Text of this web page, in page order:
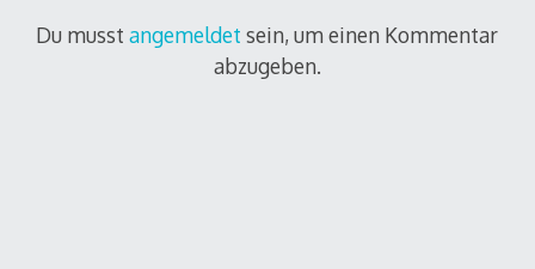
Du musstangemeldet sein, um einen Kommentar
abzugeben.